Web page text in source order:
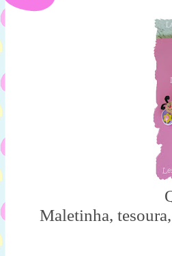
Maletinha,